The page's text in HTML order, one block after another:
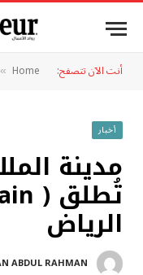
أنت الآن تتصفح: Home
»
أخبار
مدينة
الرياض‎
ABDUL RAHMAN